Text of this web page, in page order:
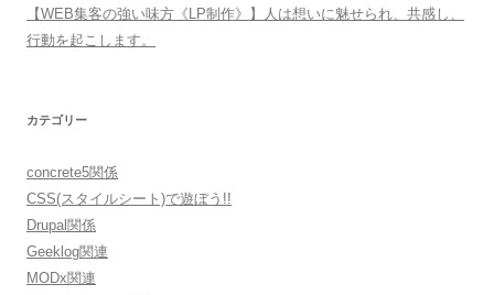
【WEB集客の強い味方《LP制作》】人は想いに魅せられ、共感し、
行動を起こします。
カテゴリー
concrete5関係
CSS(スタイルシート)で遊ぼう!!
Drupal関係
Geeklog関連
MODx関連